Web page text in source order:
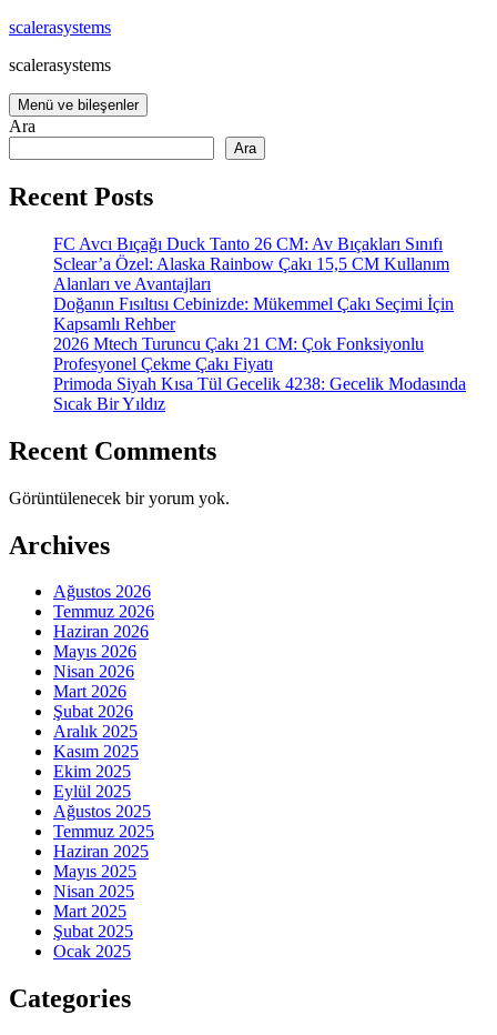
İçeriğe
scalerasystems
scalerasystems
Menü ve bileşenler
Ara
Ara
Recent Posts
FC Avcı Bıçağı Duck Tanto 26 CM: Av Bıçakları Sınıfı
Sclear’a Özel: Alaska Rainbow Çakı 15,5 CM Kullanım
Alanları ve Avantajları
Doğanın Fısıltısı Cebinizde: Mükemmel Çakı Seçimi İçin
Kapsamlı Rehber
2026 Mtech Turuncu Çakı 21 CM: Çok Fonksiyonlu
Profesyonel Çekme Çakı Fiyatı
Primoda Siyah Kısa Tül Gecelik 4238: Gecelik Modasında
Sıcak Bir Yıldız
Recent Comments
Görüntülenecek bir yorum yok.
Archives
Ağustos 2026
Temmuz 2026
Haziran 2026
Mayıs 2026
Nisan 2026
Mart 2026
Şubat 2026
Aralık 2025
Kasım 2025
Ekim 2025
Eylül 2025
Ağustos 2025
Temmuz 2025
Haziran 2025
Mayıs 2025
Nisan 2025
Mart 2025
Şubat 2025
Ocak 2025
Categories